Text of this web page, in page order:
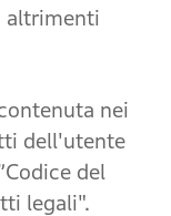
altrimenti
nei
dell'utente
del
legali".